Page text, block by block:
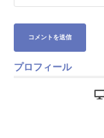
プロフィール